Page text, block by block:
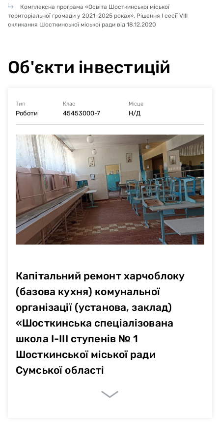
Комплексна програма «Освіта Шосткинської міської
територіальної громади у 2021-2025 роках», Рішення І сесії VІІІ
скликання Шосткинської міської ради від 18.12.2020
Об'єкти інвестицій
Тип
Роботи
Клас
45453000-7
Місце
Н/Д
Капітальний ремонт харчоблоку
(базова кухня) комунальної
організації (установа, заклад)
«Шосткинська спеціалізована
школа І-ІІІ ступенів № 1
Шосткинської міської ради
Сумської області